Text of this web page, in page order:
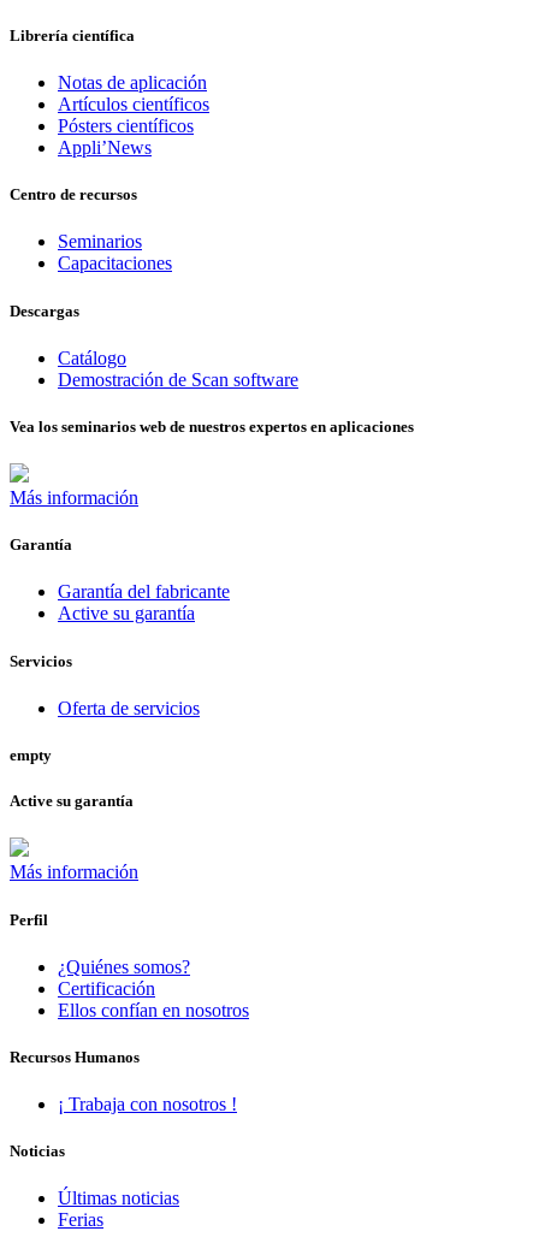
Librería científica
Notas de aplicación
Artículos científicos
Pósters científicos
Appli’News
Centro de recursos
Seminarios
Capacitaciones
Descargas
Catálogo
Demostración de Scan software
Vea los seminarios web de nuestros expertos en aplicaciones
Más información
Garantía
Garantía del fabricante
Active su garantía
Servicios
Oferta de servicios
empty
Active su garantía
Más información
Perfil
¿Quiénes somos?
Certificación
Ellos confían en nosotros
Recursos Humanos
¡ Trabaja con nosotros !
Noticias
Últimas noticias
Ferias